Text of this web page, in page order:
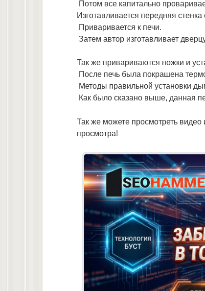
Потом все капитально
Изготавливается передняя
Приваривается к печи.
Затем автор изготавливает
Так же привариваются ножки и
После печь была покрашена
Методы правильной установки
Как было сказано выше, данная
Так же можете просмотреть
просмотра!